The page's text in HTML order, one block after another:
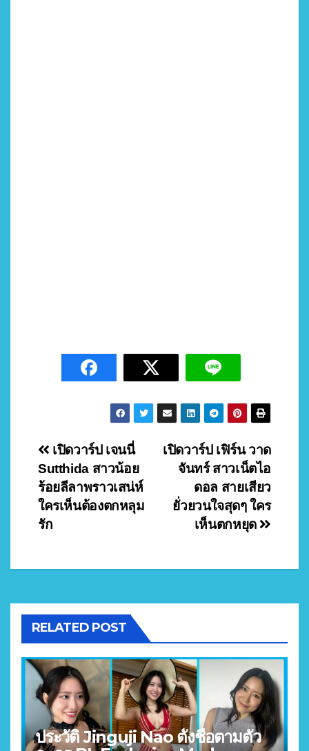
Post
navigation
เปิดวาร์ป เฟิร์น วาด
จันทร์ สาวเน็ตไอ
ดอล สายเสียว
ยั่วยวนใจสุดๆ ใคร
เห็นตกหยุด
เปิดวาร์ป เจนนี่
Sutthida สาวน้อย
ร้อยลีลาพราวเสน่ห์
ใครเห็นต้องตกหลุม
รัก
RELATED POST
ประวัติ Jinguji Nao ตั้งชื่อตามตัว